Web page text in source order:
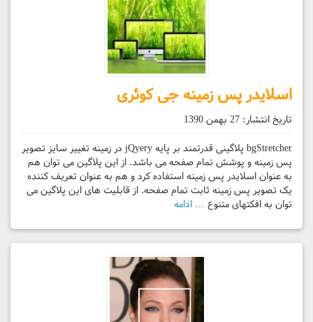
اسلایدر پس زمینه جی کوئری
تاریخ انتشار: 27 بهمن 1390
bgStretcher پلاگینی قدرتمند بر پایه jQyery در زمینه تغییر سایز تصویر
پس زمینه و پوشش تمام صفحه می باشد. از این پلاگین می توان هم
به عنوان اسلایدر پس زمینه استفاده کرد و هم به عنوان تعریف کننده
یک تصویر پس زمینه ثابت تمام صفحه. از قابلیت های این پلاگین می
توان به افکتهای متنوع … ادامه